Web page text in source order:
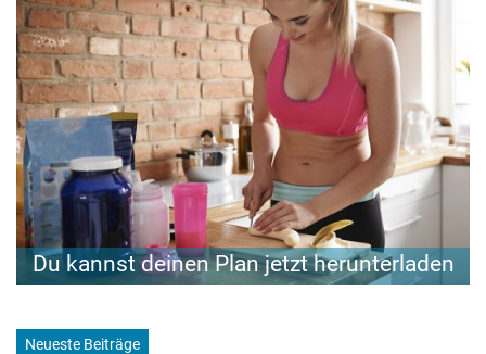
Du kannst deinen Plan jetzt herunterladen
Neueste Beiträge